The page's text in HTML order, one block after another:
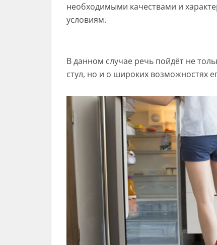
необходимыми качествами и
условиям.
В данном случае речь пойдёт не
стул, но и о широких возможностях